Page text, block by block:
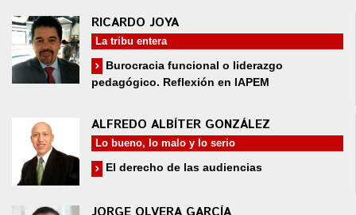
RICARDO JOYA
La tribu entera
Burocracia funcional o liderazgo
pedagógico. Reflexión en IAPEM
ALFREDO ALBÍTER GONZÁLEZ
Lo bueno, lo malo y lo serio
El derecho de las audiencias